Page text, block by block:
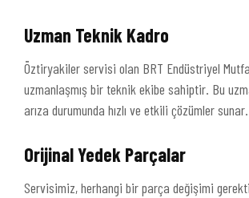
Uzman Teknik Kadro
Öztiryakiler servisi olan BRT Endüstriyel
uzmanlaşmış bir teknik ekibe sahiptir. Bu
arıza durumunda hızlı ve etkili çözümler sunar.
Orijinal Yedek Parçalar
Servisimiz, herhangi bir parça değişimi